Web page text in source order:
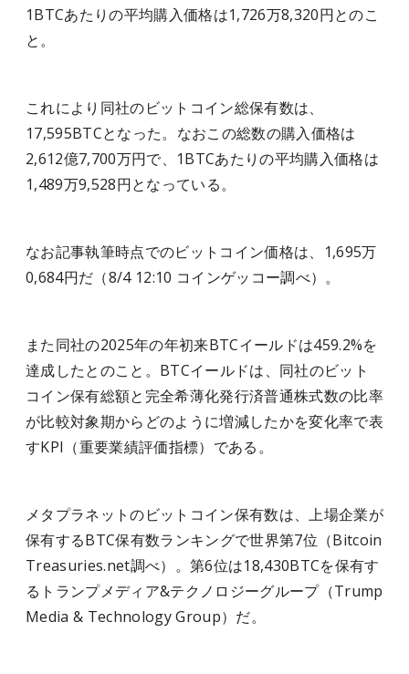
1BTCあたりの平均購入価格は1,726万8,320円とのこ
と。
これにより同社のビットコイン総保有数は、
17,595BTCとなった。なおこの総数の購入価格は
2,612億7,700万円で、1BTCあたりの平均購入価格は
1,489万9,528円となっている。
なお記事執筆時点でのビットコイン価格は、1,695万
0,684円だ（8/4 12:10 コインゲッコー調べ）。
また同社の2025年の年初来BTCイールドは459.2%を
達成したとのこと。BTCイールドは、同社のビット
コイン保有総額と完全希薄化発行済普通株式数の比率
が比較対象期からどのように増減したかを変化率で表
すKPI（重要業績評価指標）である。
メタプラネットのビットコイン保有数は、上場企業が
保有するBTC保有数ランキングで世界第7位（Bitcoin
Treasuries.net調べ）。第6位は18,430BTCを保有す
るトランプメディア&テクノロジーグループ（Trump
Media & Technology Group）だ。